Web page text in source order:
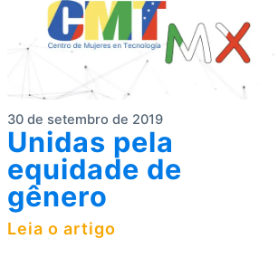
30 de setembro de 2019
Unidas pela
equidade de
gênero
Leia o artigo